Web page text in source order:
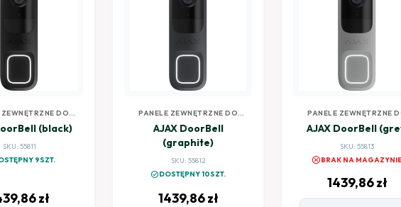
DO
(black)
SKU: 55811
9SZT.
zł
PANELE ZEWNĘTRZNE DO
WIDEODOMOFONÓW
AJAX DoorBell
(graphite)
SKU: 55812
check_circleDOSTĘPNY 10SZT.
1439,86zł
PANELE ZEWNĘTRZNE
WIDEODOMOFONÓW
AJAX DoorBell
SKU: 55813
cancelBRAK NA MAGAZYNIE
1439,86zł